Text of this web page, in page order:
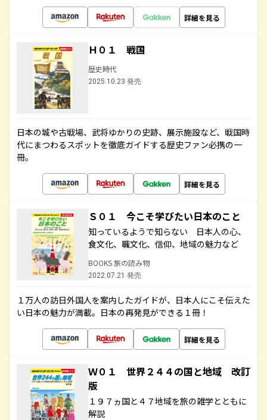
詳細を見る
Ｈ０１ 戦国
歴史時代
2025.10.23 発売
日本の城や古戦場、武将ゆかりの史跡、展示施設など、戦国時
代にまつわるスポットを徹底ガイドする歴史ファン必携の一
冊。
詳細を見る
Ｓ０１ 今こそ学びたい日本のこと
知っているようで知らない 日本人の心、
食文化、職文化、信仰、地域の魅力など
BOOKS 旅の読み物
2022.07.21 発売
１万人の訪日外国人を案内したガイドが、日本人にこそ伝えた
い日本の魅力が満載。日本の再発見ができる１冊！
詳細を見る
Ｗ０１ 世界２４４の国と地域 改訂
版
１９７ヵ国と４７地域を旅の雑学とともに
解説